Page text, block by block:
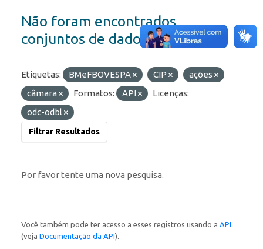
Não foram encontrados
conjuntos de dados
Etiquetas: BMeFBOVESPA CIP
ações
câmara
Formatos: API
Licenças:
odc-odbl
Filtrar Resultados
Por favor tente uma nova pesquisa.
Você também pode ter acesso a esses registros usando a API
(veja Documentação da API).